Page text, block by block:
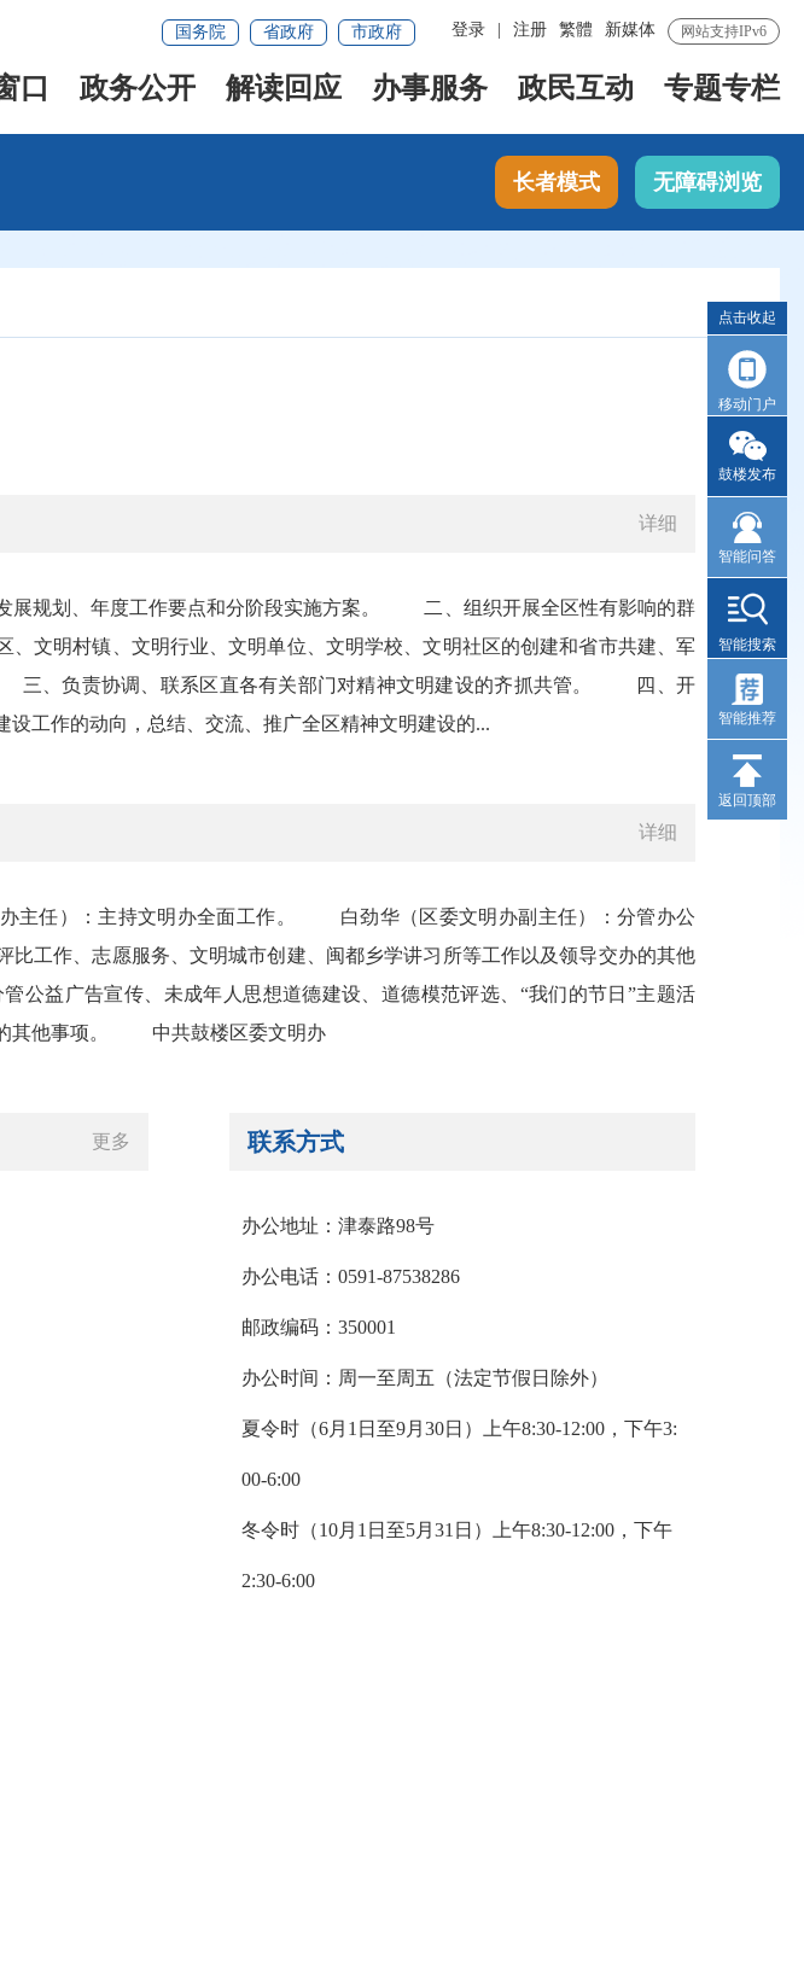
网站支持IPv6
新媒体
繁體
登录 注册
国务院 省政府 市政府
口 政务公开 解读回应 办事服务 政民互动 专题专栏
长者模式 无障碍浏览
详细
规划、年度工作要点和分阶段实施方案。 二、组织开展全区性有影响的群
、文明村镇、文明行业、文明单位、文明学校、文明社区的创建和省市共建、军
、负责协调、联系区直各有关部门对精神文明建设的齐抓共管。 四、开
设工作的动向，总结、交流、推广全区精神文明建设的...
详细
主任）：主持文明办全面工作。 白劲华（区委文明办副主任）：分管办公
比工作、志愿服务、文明城市创建、闽都乡学讲习所等工作以及领导交办的其他
益广告宣传、未成年人思想道德建设、道德模范评选、“我们的节日”主题活
的其他事项。 中共鼓楼区委文明办
更多 联系方式
办公地址：津泰路98号
办公电话：0591-87538286
邮政编码：350001
办公时间：周一至周五（法定节假日除外）
夏令时（6月1日至9月30日）上午8:30-12:00，下午3:
00-6:00
冬令时（10月1日至5月31日）上午8:30-12:00，下午
2:30-6:00
点击收起
移动门户
鼓楼发布
智能问答
智能搜索
智能推荐
返回顶部